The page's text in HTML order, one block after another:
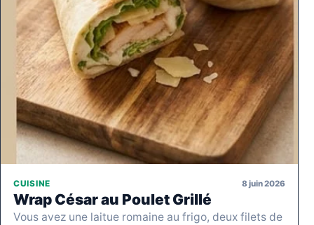
CUISINE 8 juin 2026
Wrap César au Poulet Grillé
Vous avez une laitue romaine au frigo, deux filets de